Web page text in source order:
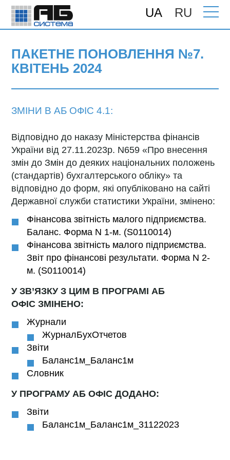
UA RU
Головна>Підтримка>Поновлення>
ПАКЕТНЕ ПОНОВЛЕННЯ №7.
КВІТЕНЬ 2024
ЗМІНИ В АБ ОФІС 4.1:
Відповідно до наказу Міністерства фінансів
України від 27.11.2023р. N659 «Про внесення
змін до Змін до деяких національних положень
(стандартів) бухгалтерського обліку» та
відповідно до форм, які опубліковано на сайті
Державної служби статистики України, змінено:
Фінансова звітність малого підприємства.
Баланс. Форма N 1-м. (S0110014)
Фінансова звітність малого підприємства.
Звіт про фінансові результати. Форма N 2-
м. (S0110014)
У ЗВ’ЯЗКУ З ЦИМ В ПРОГРАМІ АБ
ОФІС ЗМІНЕНО:
Журнали
ЖурналБухОтчетов
Звіти
Баланс1м_Баланс1м
Словник
У ПРОГРАМУ АБ ОФІС ДОДАНО:
Звіти
Баланс1м_Баланс1м_31122023